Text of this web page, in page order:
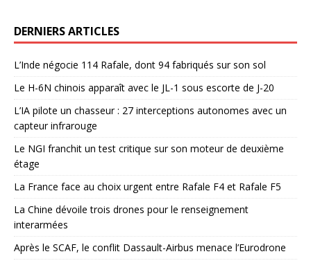
DERNIERS ARTICLES
L’Inde négocie 114 Rafale, dont 94 fabriqués sur son sol
Le H-6N chinois apparaît avec le JL-1 sous escorte de J-20
L’IA pilote un chasseur : 27 interceptions autonomes avec un
capteur infrarouge
Le NGI franchit un test critique sur son moteur de deuxième
étage
La France face au choix urgent entre Rafale F4 et Rafale F5
La Chine dévoile trois drones pour le renseignement
interarmées
Après le SCAF, le conflit Dassault-Airbus menace l’Eurodrone